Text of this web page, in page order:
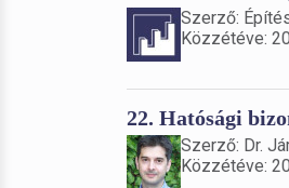
Szerző:
Közzétéve:
22. Hatósági
Szerző: Dr.
Közzétéve: